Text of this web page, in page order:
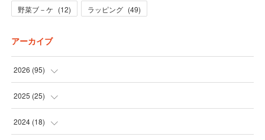
野菜ブ－ケ (12) ラッピング (49)
アーカイブ
2026 (95)
(5
(31 )
2025 (25)
(3
2024(18)